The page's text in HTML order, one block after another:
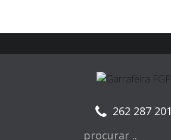
262 287 201